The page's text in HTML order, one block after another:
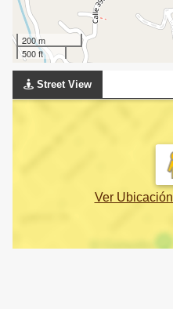
200 m
500 ft
Street View
Ver Ubicación